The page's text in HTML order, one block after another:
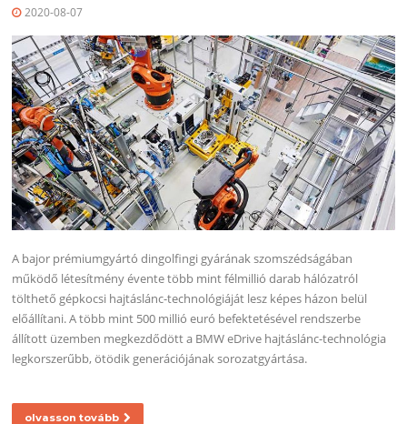
2020-08-07
A bajor prémiumgyártó dingolfingi gyárának szomszédságában
működő létesítmény évente több mint félmillió darab hálózatról
tölthető gépkocsi hajtáslánc-technológiáját lesz képes házon belül
előállítani. A több mint 500 millió euró befektetésével rendszerbe
állított üzemben megkezdődött a BMW eDrive hajtáslánc-technológia
legkorszerűbb, ötödik generációjának sorozatgyártása.
olvasson tovább